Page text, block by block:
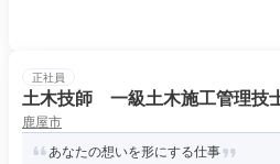
正社員
土木技師 一級土木施工管理技
鹿屋市
あなたの想いを形にする仕事